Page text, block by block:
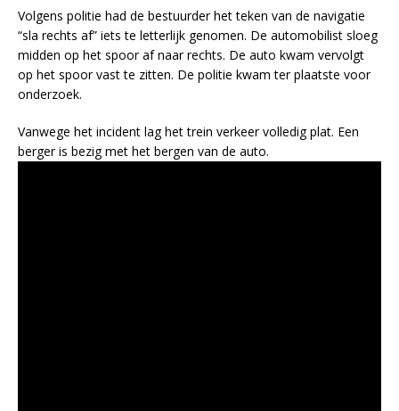
Volgens politie had de bestuurder het teken van de navigatie
“sla rechts af” iets te letterlijk genomen. De automobilist sloeg
midden op het spoor af naar rechts. De auto kwam vervolgt
op het spoor vast te zitten. De politie kwam ter plaatste voor
onderzoek.
Vanwege het incident lag het trein verkeer volledig plat. Een
berger is bezig met het bergen van de auto.